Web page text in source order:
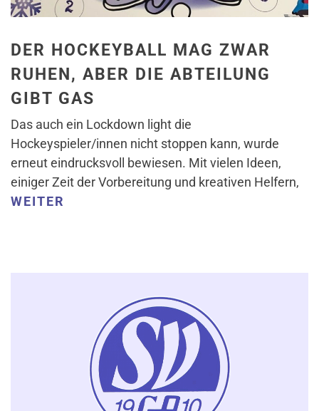
DER HOCKEYBALL MAG ZWAR
RUHEN, ABER DIE ABTEILUNG
GIBT GAS
Das auch ein Lockdown light die
Hockeyspieler/innen nicht stoppen kann, wurde
erneut eindrucksvoll bewiesen. Mit vielen Ideen,
einiger Zeit der Vorbereitung und kreativen Helfern,
WEITER